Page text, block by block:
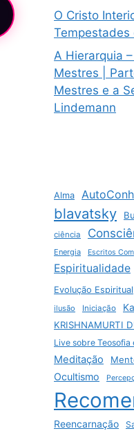
O Cristo
Tempestades
A Hierarquia
Mestres |
Mestres e a
Lindemann
Alma
blavatsky
ciência
Energia Escritos
Espiritualidade
Evolução Espiritual
ilusão Iniciação
KRISHNAMURTI
Live sobre
Meditação
Ocultismo
Reencarnação